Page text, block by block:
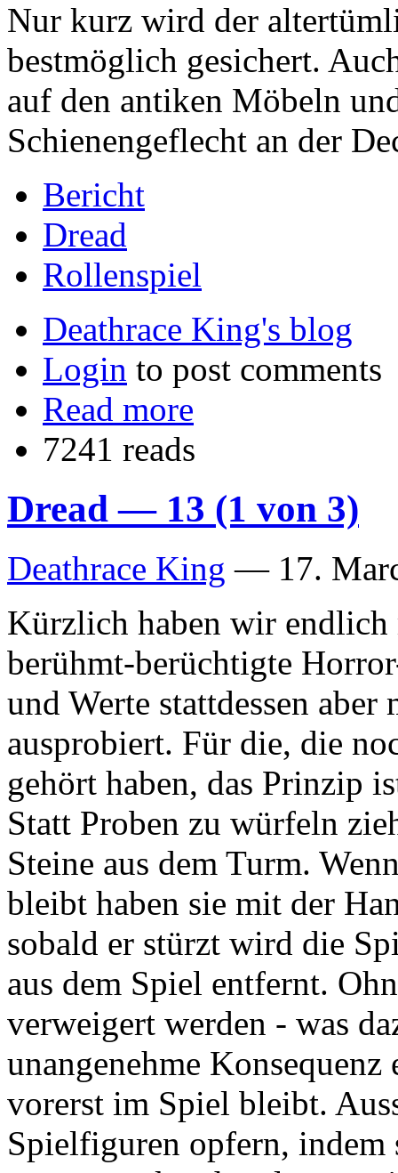
Nur kurz wird der
bestmöglich gesichert.
auf den antiken Möbeln
Schienengeflecht an der
Bericht
Dread
Rollenspiel
Deathrace King's blog
Login to post comments
Read more
7241 reads
Dread — 13 (1 von 3)
Deathrace King — 17.
Kürzlich haben wir
berühmt-berüchtigte
und Werte stattdessen aber
ausprobiert. Für die, die
gehört haben, das Prinzip
Statt Proben zu würfeln
Steine aus dem Turm.
bleibt haben sie mit der
sobald er stürzt wird die
aus dem Spiel entfernt.
verweigert werden - was
unangenehme
vorerst im Spiel bleibt.
Spielfiguren opfern,